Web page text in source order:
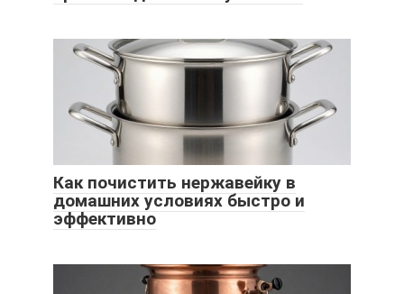
Как почистить нержавейку в
домашних условиях быстро и
эффективно